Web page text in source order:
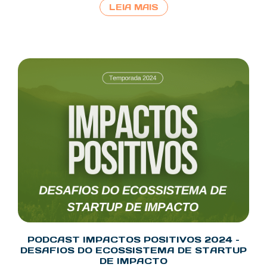
LEIA MAIS
PODCAST IMPACTOS POSITIVOS 2024 –
DESAFIOS DO ECOSSISTEMA DE STARTUP
DE IMPACTO